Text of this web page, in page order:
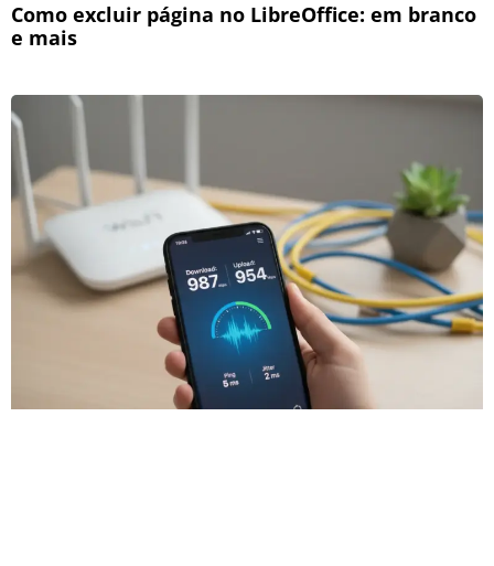
Como excluir página no LibreOffice: em branco
e mais